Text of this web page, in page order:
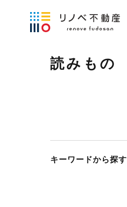
読みもの
キーワードから探す